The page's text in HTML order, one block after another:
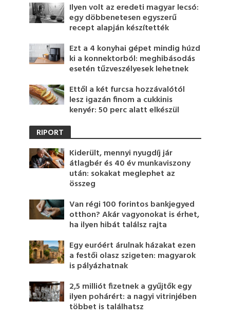
Ilyen volt az eredeti magyar lecsó:
egy döbbenetesen egyszerű
recept alapján készítették
Ezt a 4 konyhai gépet mindig húzd
ki a konnektorból: meghibásodás
esetén tűzveszélyesek lehetnek
Ettől a két furcsa hozzávalótól
lesz igazán finom a cukkinis
kenyér: 50 perc alatt elkészül
RIPORT
Kiderült, mennyi nyugdíj jár
átlagbér és 40 év munkaviszony
után: sokakat meglephet az
összeg
Van régi 100 forintos bankjegyed
otthon? Akár vagyonokat is érhet,
ha ilyen hibát találsz rajta
Egy euróért árulnak házakat ezen
a festői olasz szigeten: magyarok
is pályázhatnak
2,5 milliót fizetnek a gyűjtők egy
ilyen pohárért: a nagyi vitrinjében
többet is találhatsz